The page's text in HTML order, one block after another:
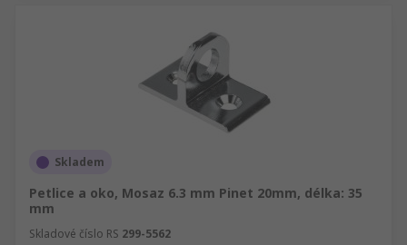
Skladem
Petlice a oko, Mosaz 6.3 mm Pinet 20mm, délka: 35
mm
Skladové číslo RS 299-5562